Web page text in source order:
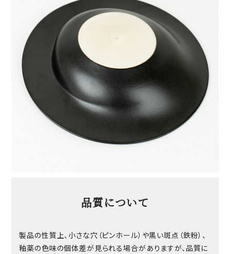
品質について
製品の性質上、小さな穴（ピンホール）や黒い斑点（鉄粉）、
釉薬の色味の個体差が見られる場合がありますが、品質に